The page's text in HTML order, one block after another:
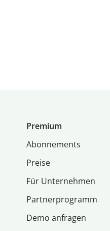
Premium
Abon­ne­ments
Preise
Für Unternehmen
Partnerprogramm
Demo anfragen